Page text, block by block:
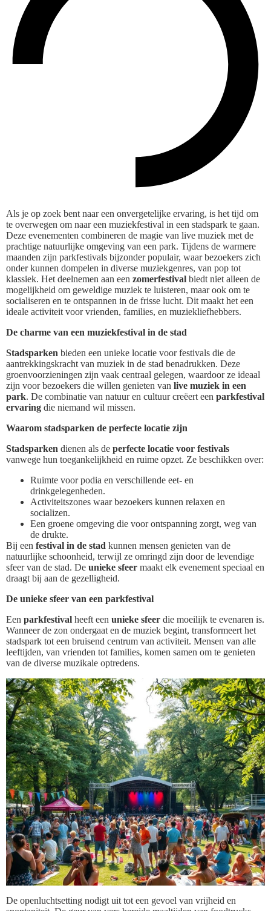
Als je op zoek bent naar een onvergetelijke ervaring, is het tijd om
te overwegen om naar een muziekfestival in een stadspark te gaan.
Deze evenementen combineren de magie van live muziek met de
prachtige natuurlijke omgeving van een park. Tijdens de warmere
maanden zijn parkfestivals bijzonder populair, waar bezoekers zich
onder kunnen dompelen in diverse muziekgenres, van pop tot
klassiek. Het deelnemen aan een zomerfestival biedt niet alleen de
mogelijkheid om geweldige muziek te luisteren, maar ook om te
socialiseren en te ontspannen in de frisse lucht. Dit maakt het een
ideale activiteit voor vrienden, families, en muziekliefhebbers.
De charme van een muziekfestival in de stad
Stadsparken bieden een unieke locatie voor festivals die de
aantrekkingskracht van muziek in de stad benadrukken. Deze
groenvoorzieningen zijn vaak centraal gelegen, waardoor ze ideaal
zijn voor bezoekers die willen genieten van live muziek in een
park. De combinatie van natuur en cultuur creëert een parkfestival
ervaring die niemand wil missen.
Waarom stadsparken de perfecte locatie zijn
Stadsparken dienen als de perfecte locatie voor festivals
vanwege hun toegankelijkheid en ruime opzet. Ze beschikken over:
Ruimte voor podia en verschillende eet- en
drinkgelegenheden.
Activiteitszones waar bezoekers kunnen relaxen en
socializen.
Een groene omgeving die voor ontspanning zorgt, weg van
de drukte.
Bij een festival in de stad kunnen mensen genieten van de
natuurlijke schoonheid, terwijl ze omringd zijn door de levendige
sfeer van de stad. De unieke sfeer maakt elk evenement speciaal en
draagt bij aan de gezelligheid.
De unieke sfeer van een parkfestival
Een parkfestival heeft een unieke sfeer die moeilijk te evenaren is.
Wanneer de zon ondergaat en de muziek begint, transformeert het
stadspark tot een bruisend centrum van activiteit. Mensen van alle
leeftijden, van vrienden tot families, komen samen om te genieten
van de diverse muzikale optredens.
De openluchtsetting nodigt uit tot een gevoel van vrijheid en